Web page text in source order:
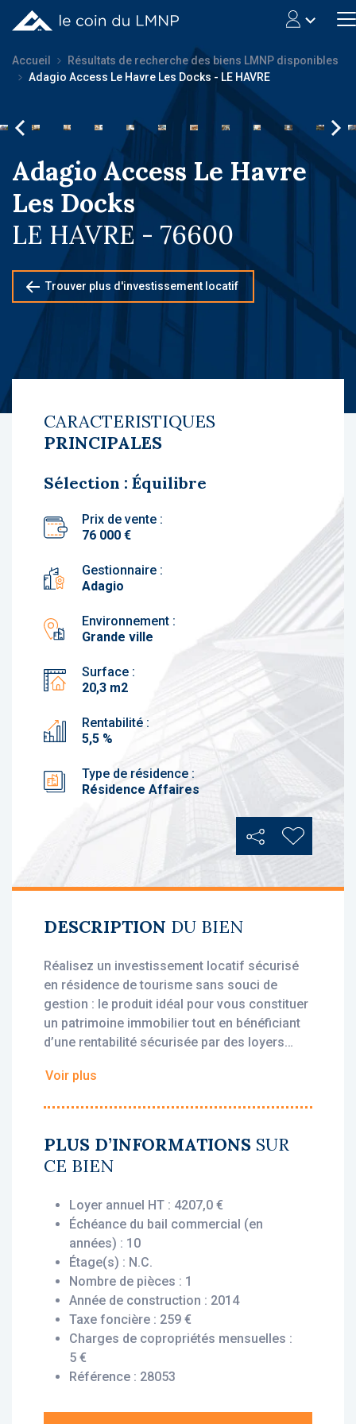
Accueil
Résultats de recherche des biens LMNP disponibles
Adagio Access Le Havre Les Docks - LE HAVRE
Adagio Access Le Havre
Les Docks
LE HAVRE - 76600
Trouver plus d'investissement locatif
CARACTERISTIQUES
PRINCIPALES
Sélection : Équilibre
Prix de vente :
76 000 €
Gestionnaire :
Adagio
Environnement :
Grande ville
Surface :
20,3 m2
Rentabilité :
5,5 %
Type de résidence :
Résidence Affaires
PartagerAjouter
DESCRIPTION DU BIEN
Réalisez un investissement locatif sécurisé
en résidence de tourisme sans souci de
gestion : le produit idéal pour vous constituer
un patrimoine immobilier tout en bénéficiant
d’une rentabilité sécurisée par des loyers
• Gestionnaire : Adagio
Vous bénéficiez du statut fiscal LMNP
d’impôt sur vos revenus locatifs. Le bien est
exploité par un gestionnaire professionnel
(Adagio), engagé par un bail commercial,
vous assurant le versement des loyers dès
l’acquisition, que le logement soit loué ou
Description du bien :
Ce studio situé au 2eme étage offre un
agencement fonctionnel et optimisé
Voir plus
PLUS D’INFORMATIONS SUR
CE BIEN
Loyer annuel HT : 4207,0 €
Échéance du bail commercial (en
années) : 10
Étage(s) : N.C.
Nombre de pièces : 1
Année de construction : 2014
Taxe foncière : 259 €
Charges de copropriétés mensuelles :
5 €
Référence : 28053